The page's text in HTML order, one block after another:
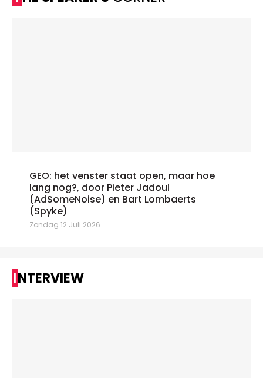
GEO: het venster staat open, maar hoe
lang nog?, door Pieter Jadoul
(AdSomeNoise) en Bart Lombaerts
(Spyke)
Zondag 12 Juli 2026
INTERVIEW